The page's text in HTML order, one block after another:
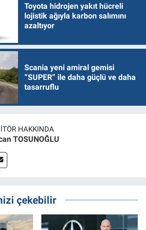
Toyota hidrojen yakıt hücreli
lojistik ağıyla karbon salımını
azaltıyor
Scania yeni amiral gemisi
“SUPER” ile daha güçlü ve daha
tasarruflu
HAKKINDA
TOSUNOĞLU
çekebilir